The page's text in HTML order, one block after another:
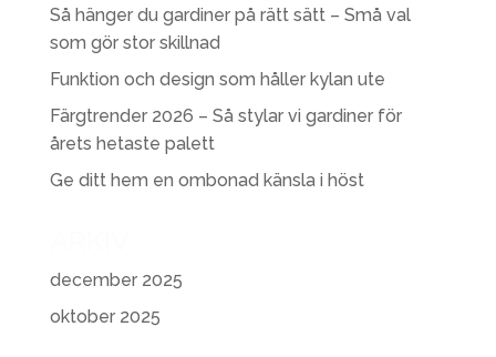
Så hänger du gardiner på rätt sätt – Små val
som gör stor skillnad
Funktion och design som håller kylan ute
Färgtrender 2026 – Så stylar vi gardiner för
årets hetaste palett
Ge ditt hem en ombonad känsla i höst
december 2025
oktober 2025